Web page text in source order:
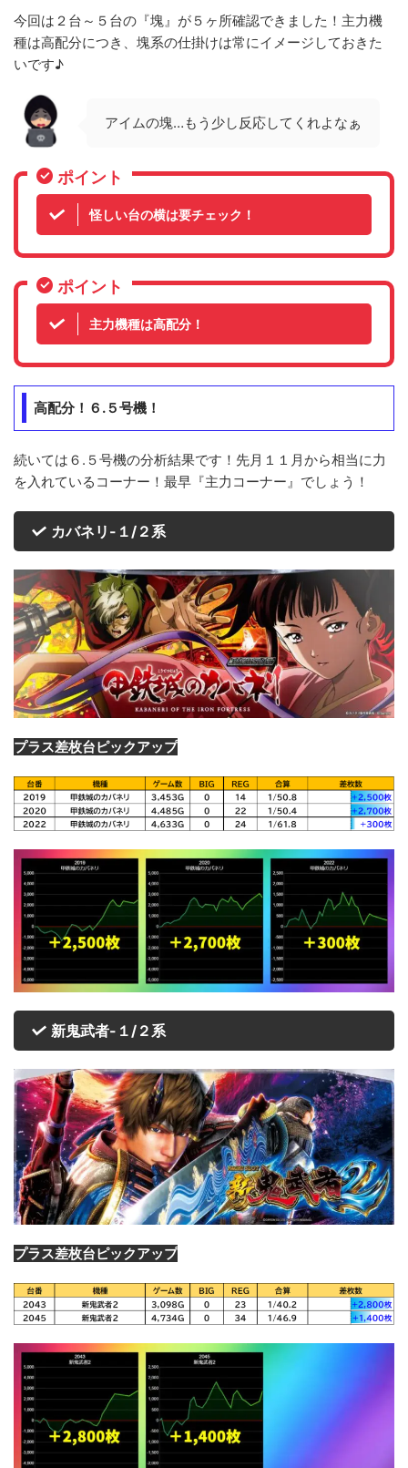
今回は２台～５台の『塊』が５ヶ所確認できました！主力機
種は高配分につき、塊系の仕掛けは常にイメージしておきた
いです♪
アイムの塊…もう少し反応してくれよなぁ
ポイント
怪しい台の横は要チェック！
ポイント
主力機種は高配分！
高配分！６.５号機！
続いては６.５号機の分析結果です！先月１１月から相当に力
を入れているコーナー！最早『主力コーナー』でしょう！
カバネリ-１/２系
プラス差枚台ピックアップ
新鬼武者-１/２系
プラス差枚台ピックアップ